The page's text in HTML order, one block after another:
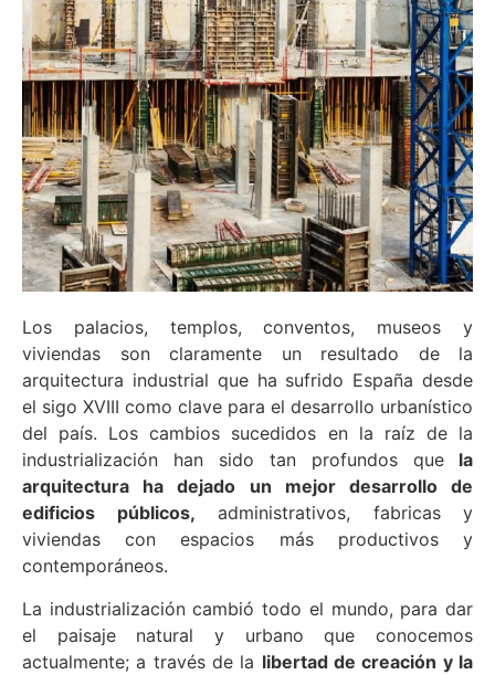
Los palacios, templos, conventos, museos y
viviendas son claramente un resultado de la
arquitectura industrial que ha sufrido España desde
el sigo XVIII como clave para el desarrollo urbanístico
del país. Los cambios sucedidos en la raíz de la
industrialización han sido tan profundos que la
arquitectura ha dejado un mejor desarrollo de
edificios públicos, administrativos, fabricas y
viviendas con espacios más productivos y
contemporáneos.
La industrialización cambió todo el mundo, para dar
el paisaje natural y urbano que conocemos
actualmente; a través de la libertad de creación y la